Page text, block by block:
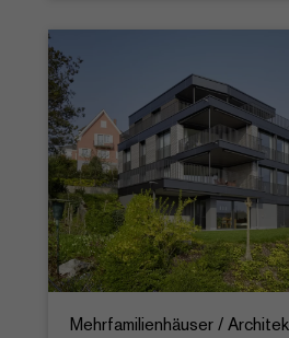
Mehrfamilienhäuser /